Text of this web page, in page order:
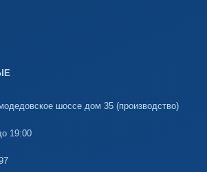
шоссе дом 35 (производство)
19:00